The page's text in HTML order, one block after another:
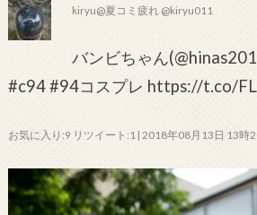
kiryu@夏コミ疲れ @kiryu011
バンビちゃん
#c94 #94コスプレ https://t.co/
お気に入り:9 リツイート:1 | 2018年08月13日 13時